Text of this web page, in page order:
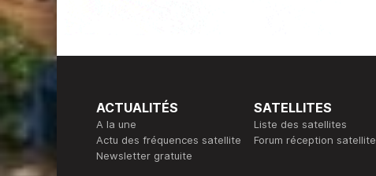
ACTUALITÉS
A la une
Actu des fréquences satellite
Newsletter gratuite
SATELLITES
Liste des satellites
Forum réception satellite